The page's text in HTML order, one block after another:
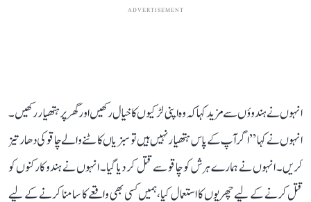
ADVERTISEMENT
انہوں نے ہندوؤں سے مزید کہا کہ وہ اپنی لڑکیوں کا خیال رکھیں اور گھر پر ہتھیار رکھیں۔
انہوں نے کہا ’’اگر آپ کے پاس ہتھیار نہیں ہیں تو سبزیاں کاٹنے والے چاقو کی دھار تیز
کریں۔ انہوں نے ہمارے ہرش کو چاقو سے قتل کر دیا گیا۔ انہوں نے ہندو کارکنوں کو
قتل کرنے کے لیے چھریوں کا استعمال کیا، ہمیں کسی بھی واقعے کا سامنا کرنے کے لیے